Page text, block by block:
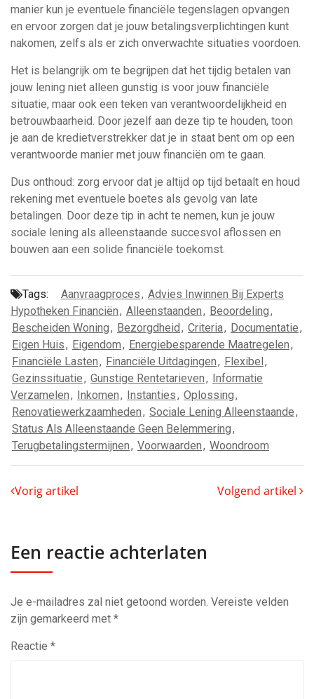
manier kun je eventuele financiële tegenslagen opvangen
en ervoor zorgen dat je jouw betalingsverplichtingen kunt
nakomen, zelfs als er zich onverwachte situaties voordoen.
Het is belangrijk om te begrijpen dat het tijdig betalen van
jouw lening niet alleen gunstig is voor jouw financiële
situatie, maar ook een teken van verantwoordelijkheid en
betrouwbaarheid. Door jezelf aan deze tip te houden, toon
je aan de kredietverstrekker dat je in staat bent om op een
verantwoorde manier met jouw financiën om te gaan.
Dus onthoud: zorg ervoor dat je altijd op tijd betaalt en houd
rekening met eventuele boetes als gevolg van late
betalingen. Door deze tip in acht te nemen, kun je jouw
sociale lening als alleenstaande succesvol aflossen en
bouwen aan een solide financiële toekomst.
Tags: Aanvraagproces, Advies Inwinnen Bij Experts
Hypotheken Financiën, Alleenstaanden, Beoordeling,
Bescheiden Woning, Bezorgdheid, Criteria, Documentatie,
Eigen Huis, Eigendom, Energiebesparende Maatregelen,
Financiële Lasten, Financiële Uitdagingen, Flexibel,
Gezinssituatie, Gunstige Rentetarieven, Informatie
Verzamelen, Inkomen, Instanties, Oplossing,
Renovatiewerkzaamheden, Sociale Lening Alleenstaande,
Status Als Alleenstaande Geen Belemmering,
Terugbetalingstermijnen, Voorwaarden, Woondroom
Vorig artikel Volgend artikel
Een reactie achterlaten
Je e-mailadres zal niet getoond worden. Vereiste velden
zijn gemarkeerd met *
Reactie *